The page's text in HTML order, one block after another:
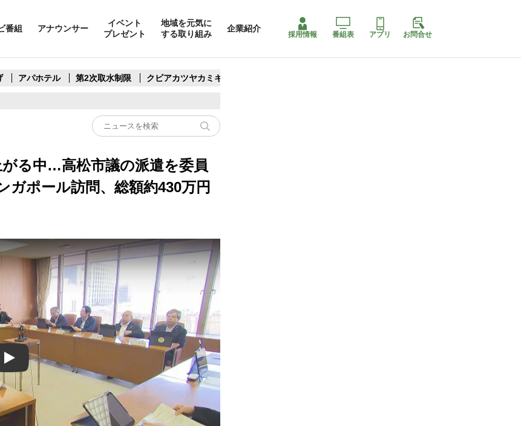
番組 アナウンサー
イベント
プレゼント
地域を元気に
する取り組み
企業紹介
採用情報 番組表 アプリ お問合せ
アパホテル 第2次取水制限 クビアカツヤカミキリ
る中…高松市議の派遣を委員
ポール訪問、総額約430万円
Play